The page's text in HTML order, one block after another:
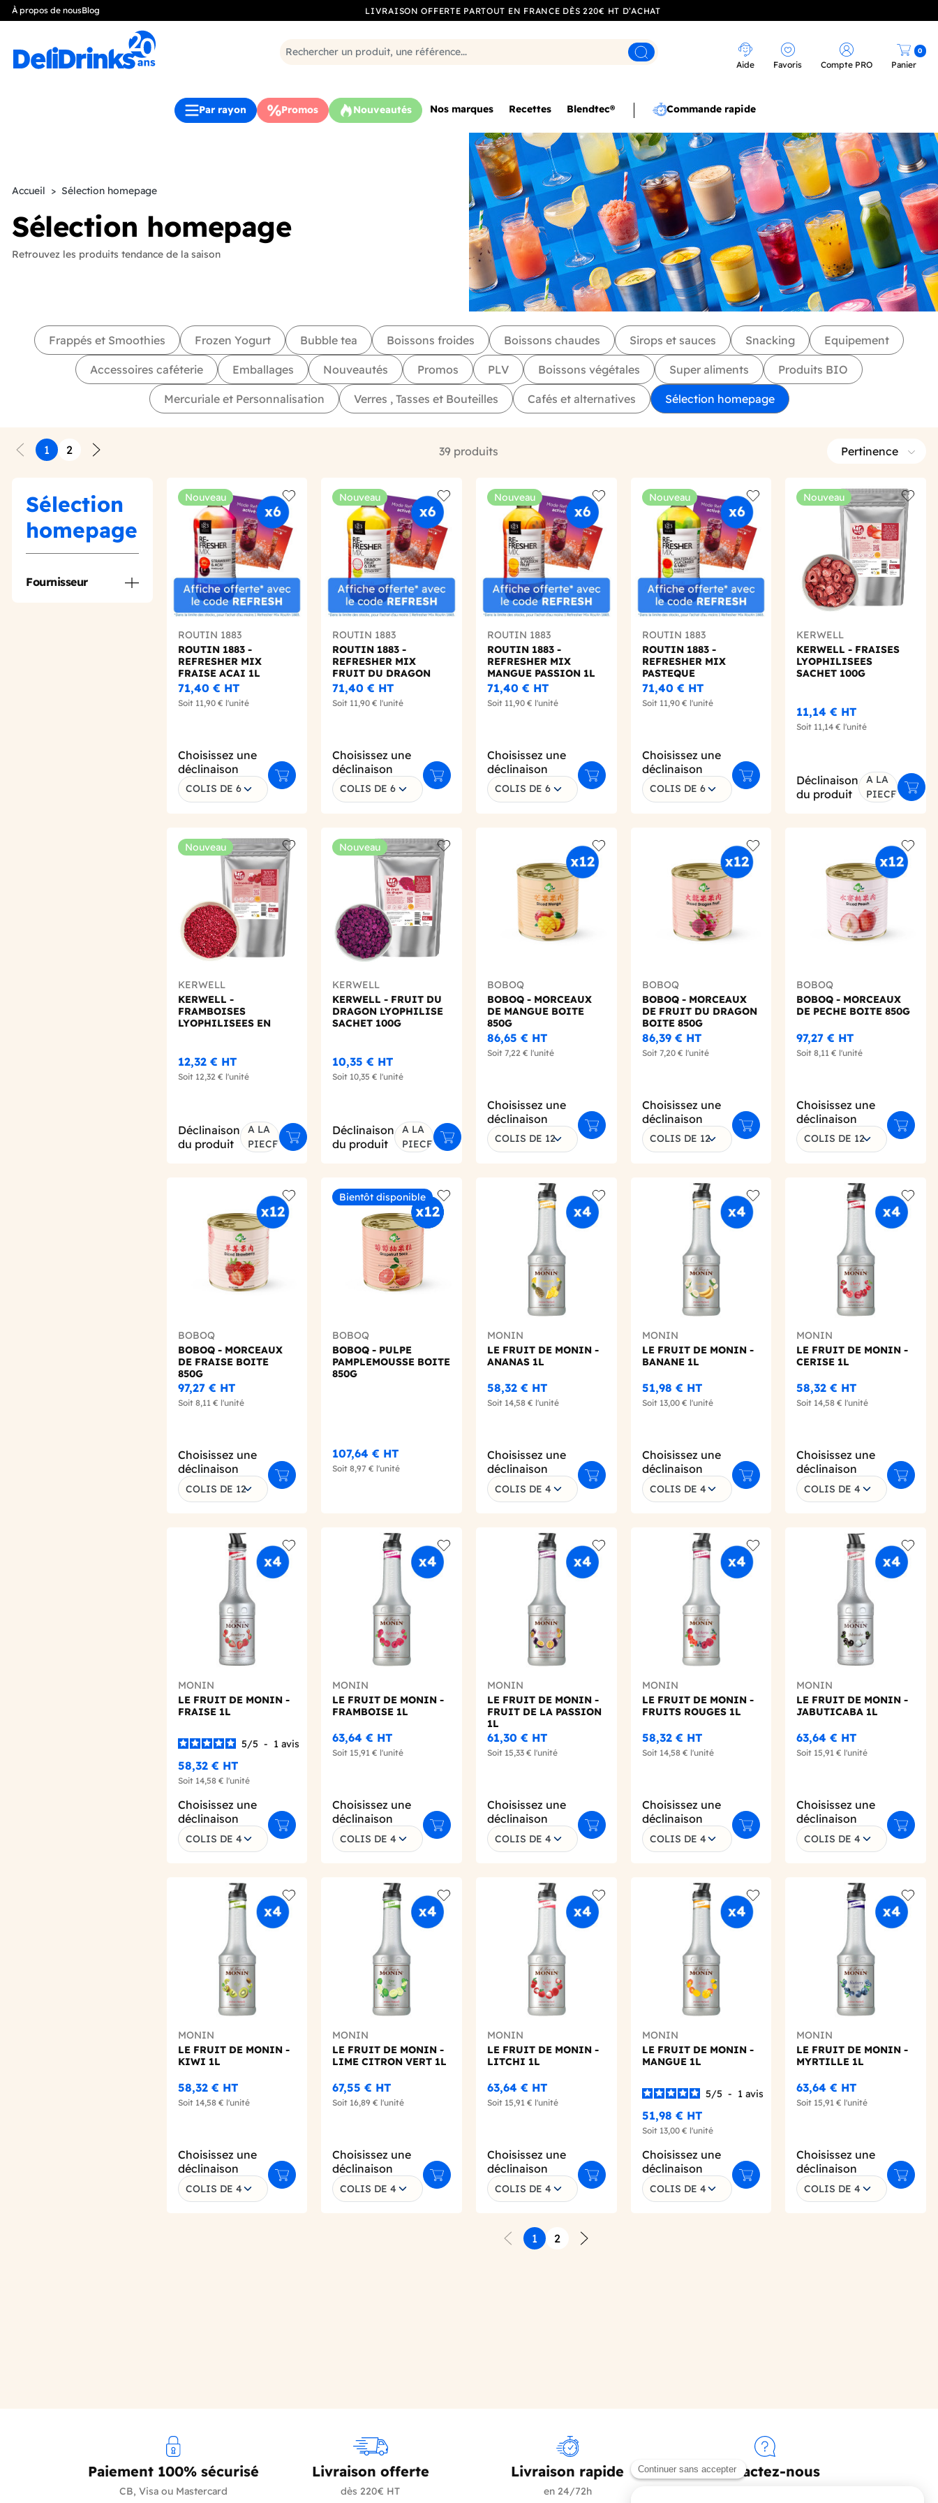
À propos de nousBlog LIVRAISON OFFERTE PARTOUT EN FRANCE DÈS 220€ HT D’ACHAT
Rechercher
Aide Favoris Compte PRO Panier
0
Par rayon Promos Nouveautés Nos marques Recettes Blendtec® Commande rapide
Accueil Sélection homepage
Sélection homepage
Retrouvez les produits tendance de la saison
Frappés et Smoothies Frozen Yogurt Bubble tea Boissons froides Boissons chaudes Sirops et sauces Snacking Equipement
Accessoires caféterie Emballages Nouveautés Promos PLV Boissons végétales Super aliments Produits BIO
Mercuriale et Personnalisation Verres , Tasses et Bouteilles Cafés et alternatives Sélection homepage
Précédent
1
2
39 produits Pertinence
Sélection
homepage
Fournisseur
Nouveau
Add to wishlist
ROUTIN 1883
ROUTIN 1883 -
REFRESHER MIX
FRAISE ACAI 1L
71,40 € HT
Soit 11,90 € l'unité
Choisissez une
déclinaison
COLIS DE 6
Ajouter au panier
Nouveau
Add to wishlist
ROUTIN 1883
ROUTIN 1883 -
REFRESHER MIX
FRUIT DU DRAGON
CITRON VERT 1L
71,40 € HT
Soit 11,90 € l'unité
Choisissez une
déclinaison
COLIS DE 6
Ajouter au panier
Nouveau
Add to wishlist
ROUTIN 1883
ROUTIN 1883 -
REFRESHER MIX
MANGUE PASSION 1L
71,40 € HT
Soit 11,90 € l'unité
Choisissez une
déclinaison
COLIS DE 6
Ajouter au panier
Nouveau
Add to wishlist
ROUTIN 1883
ROUTIN 1883 -
REFRESHER MIX
PASTEQUE
CONCOMBRE MENTHE
1L
71,40 € HT
Soit 11,90 € l'unité
Choisissez une
déclinaison
COLIS DE 6
Ajouter au panier
Nouveau
Add
KERWELL
KERWELL - FRAISES
LYOPHILISEES
SACHET 100G
11,14 € HT
Soit 11,14 € l'unité
Déclinaison
du produit
A LA
PIECE
Nouveau
Add to wishlist
KERWELL
KERWELL -
FRAMBOISES
LYOPHILISEES EN
12,32 € HT
Soit 12,32 € l'unité
Déclinaison
du produit
A LA
PIECE
Ajouter au panier
Nouveau
Add to wishlist
KERWELL
KERWELL - FRUIT DU
DRAGON LYOPHILISE
SACHET 100G
10,35 € HT
Soit 10,35 € l'unité
Déclinaison
du produit
A LA
PIECE
Ajouter au panier
Add to wishlist
BOBOQ
BOBOQ - MORCEAUX
DE MANGUE BOITE
850G
86,65 € HT
Soit 7,22 € l'unité
Choisissez une
déclinaison
COLIS DE 12
Ajouter au panier
Add to wishlist
BOBOQ
BOBOQ - MORCEAUX
DE FRUIT DU DRAGON
BOITE 850G
86,39 € HT
Soit 7,20 € l'unité
Choisissez une
déclinaison
COLIS DE 12
Ajouter au panier
Add
BOBOQ
BOBOQ - MORCEAUX
DE PECHE BOITE 850G
97,27 € HT
Soit8,11 € l'unité
Choisissez une
déclinaison
COLIS DE 12
Ajouter
Add to wishlist
BOBOQ
BOBOQ - MORCEAUX
DE FRAISE BOITE
850G
97,27 € HT
Soit 8,11 € l'unité
Choisissez une
déclinaison
COLIS DE 12
Ajouter au panier
Bientôt disponible
Add to wishlist
BOBOQ
BOBOQ - PULPE
PAMPLEMOUSSE BOITE
850G
107,64 € HT
Soit8,97 € l'unité
Add to wishlist
MONIN
LE FRUIT DE MONIN -
ANANAS 1L
58,32 € HT
Soit 14,58 € l'unité
Choisissez une
déclinaison
COLIS DE 4
Ajouter au panier
Add to wishlist
MONIN
LE FRUIT DE MONIN -
BANANE 1L
51,98 € HT
Soit 13,00 € l'unité
Choisissez une
déclinaison
COLIS DE 4
Ajouter au panier
Add
MONIN
LE FRUIT DE MONIN -
CERISE 1L
58,32 € HT
Soit 14,58 € l'unité
Choisissez une
déclinaison
COLIS DE 4
Ajouter
Add to wishlist
MONIN
LE FRUIT DE MONIN -
FRAISE 1L
5/5 - 1 avis
58,32 € HT
Soit 14,58 € l'unité
Choisissez une
déclinaison
COLIS DE 4
Ajouter au panier
Add to wishlist
MONIN
LE FRUIT DE MONIN -
FRAMBOISE 1L
63,64 € HT
Soit 15,91 € l'unité
Choisissez une
déclinaison
COLIS DE 4
Ajouter au panier
Add to wishlist
MONIN
LE FRUIT DE MONIN -
FRUIT DE LA PASSION
1L
61,30 € HT
Soit 15,33 € l'unité
Choisissez une
déclinaison
COLIS DE 4
Ajouter au panier
Add to wishlist
MONIN
LE FRUIT DE MONIN -
FRUITS ROUGES 1L
58,32 € HT
Soit 14,58 € l'unité
Choisissez une
déclinaison
COLIS DE 4
Ajouter au panier
Add
MONIN
LE FRUIT DE MONIN -
JABUTICABA 1L
63,64 € HT
Soit 15,91 € l'unité
Choisissez une
déclinaison
COLIS DE 4
Ajouter
Add to wishlist
MONIN
LE FRUIT DE MONIN -
KIWI 1L
58,32 € HT
Soit 14,58 € l'unité
Choisissez une
déclinaison
COLIS DE 4
Ajouter au panier
Add to wishlist
MONIN
LE FRUIT DE MONIN -
LIME CITRON VERT 1L
67,55 € HT
Soit 16,89 € l'unité
Choisissez une
déclinaison
COLIS DE 4
Ajouter au panier
Add to wishlist
MONIN
LE FRUIT DE MONIN -
LITCHI 1L
63,64 € HT
Soit 15,91 € l'unité
Choisissez une
déclinaison
COLIS DE 4
Ajouter au panier
Add to wishlist
MONIN
LE FRUIT DE MONIN -
MANGUE 1L
5/5 - 1 avis
51,98 € HT
Soit 13,00 € l'unité
Choisissez une
déclinaison
COLIS DE 4
Ajouter au panier
Add
MONIN
LE FRUIT DE MONIN -
MYRTILLE 1L
63,64 € HT
Soit 15,91 € l'unité
Choisissez une
déclinaison
COLIS DE 4
Ajouter
Précédent
1
2
Paiement 100% sécurisé
CB, Visa ou Mastercard
Livraison offerte
dès 220€ HT
Livraison rapide
en 24/72h
Contactez-nous